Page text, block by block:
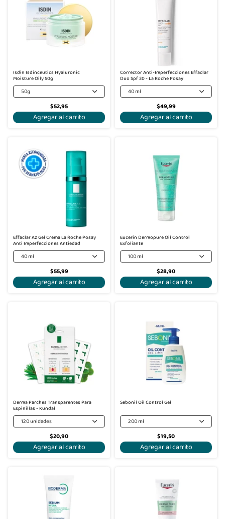
Isdin Isdinceutics Hyaluronic
Moisture Oily 50g
50g
$52,95
Agregar al carrito
Corrector Anti-Imperfecciones Effaclar
Duo Spf 30 - La Roche Posay
40 ml
$49,99
Agregar al carrito
Effaclar Az Gel Crema La Roche Posay
Anti Imperfecciones Antiedad
40 ml
$55,99
Agregar al carrito
Eucerin Dermopure Oil Control
Exfoliante
100 ml
$28,90
Agregar al carrito
Derma Parches Transparentes Para
Espinillas - Kundal
120 unidades
$20,90
Agregar al carrito
Sebonil Oil Control Gel
200 ml
$19,50
Agregar al carrito